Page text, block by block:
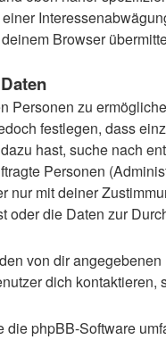
Browser
Personen zu
festlegen, dass
hast, suche nach
Personen
mit deiner
die Daten zur
von dir
dich
phpBB-Software